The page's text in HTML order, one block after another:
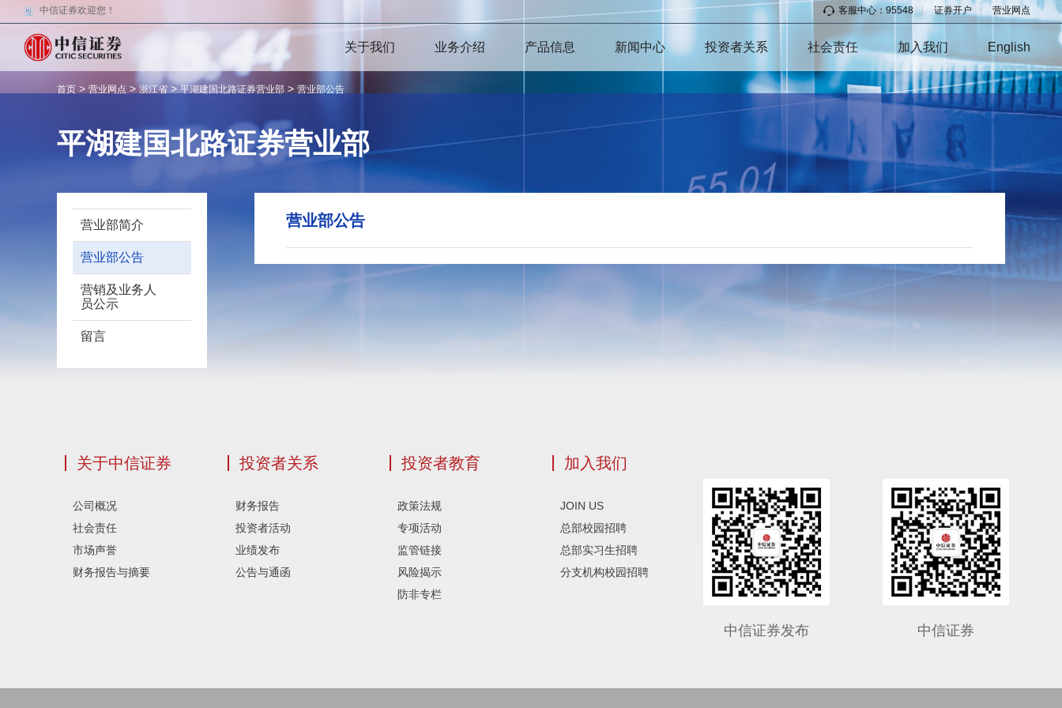
中信证券欢迎您！ 客服中心：95548 | 证券开户 营业网点
关于我们 业务介绍 产品信息 新闻中心 投资者关系 社会责任 加入我们 English
首页 > 营业网点 >浙江省 >平湖建国北路证券营业部 > 营业部公告
平湖建国北路证券营业部
营业部简介
营业部公告
营销及业务人
员公示
留言
营业部公告
中信证券发布 中信证券
关于中信证券
公司概况
社会责任
市场声誉
财务报告与摘要
投资者关系
财务报告
投资者活动
业绩发布
公告与通函
投资者教育
政策法规
专项活动
监管链接
风险揭示
防非专栏
加入我们
JOIN US
总部校园招聘
总部实习生招聘
分支机构校园招聘